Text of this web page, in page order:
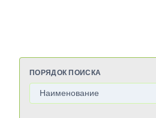
ПОРЯДОК ПОИСКА